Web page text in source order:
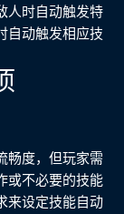
人时自动触发特
自动触发相应技
畅度，但玩家需
或不必要的技能
来设定技能自动